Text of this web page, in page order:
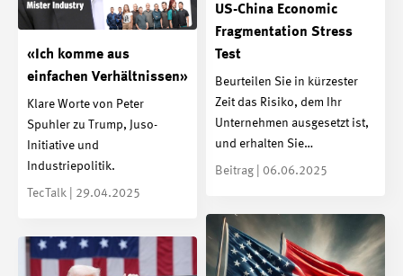
US-China Economic
Fragmentation Stress
Test
Beurteilen Sie in kürzester
Zeit das Risiko, dem Ihr
Unternehmen ausgesetzt ist,
und erhalten Sie…
Beitrag | 06.06.2025
«Ich komme aus
einfachen Verhältnissen»
Klare Worte von Peter
Spuhler zu Trump, Juso-
Initiative und
Industriepolitik.
TecTalk | 29.04.2025